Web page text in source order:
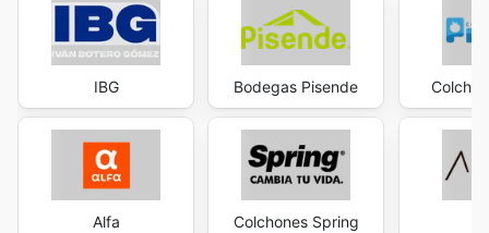
IBG
Alfa
Bodegas Pisende
Colchones Spring